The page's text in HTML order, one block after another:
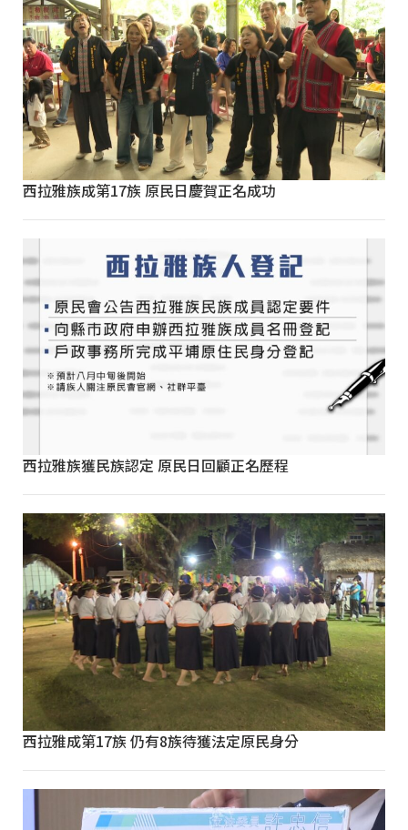
西拉雅族成第17族 原民日慶賀正名成功
西拉雅族獲民族認定 原民日回顧正名歷程
西拉雅成第17族 仍有8族待獲法定原民身分